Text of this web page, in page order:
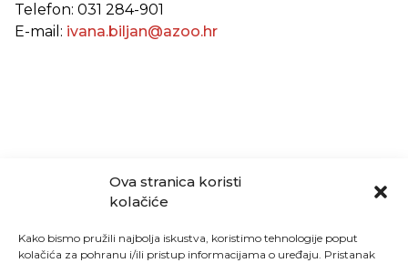
Ova stranica koristi
kolačiće
Kako bismo pružili najbolja iskustva, koristimo tehnologije poput
kolačića za pohranu i/ili pristup informacijama o uređaju. Pristanak
Telefon: 031 284-901
E-mail: ivana.biljan@azoo.hr